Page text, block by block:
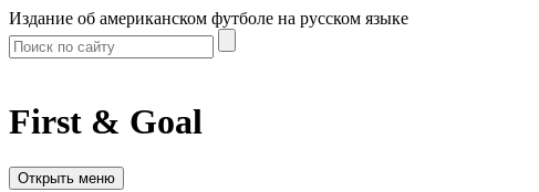
Издание об американском футболе на русском языке
First & Goal
Открыть меню